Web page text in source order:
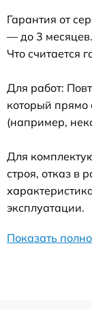
Гарантия от
— до 3 месяцев.
Что считается
Для работ:
который прямо
(например,
Для
строя, отказ в
эксплуатации.
Показать